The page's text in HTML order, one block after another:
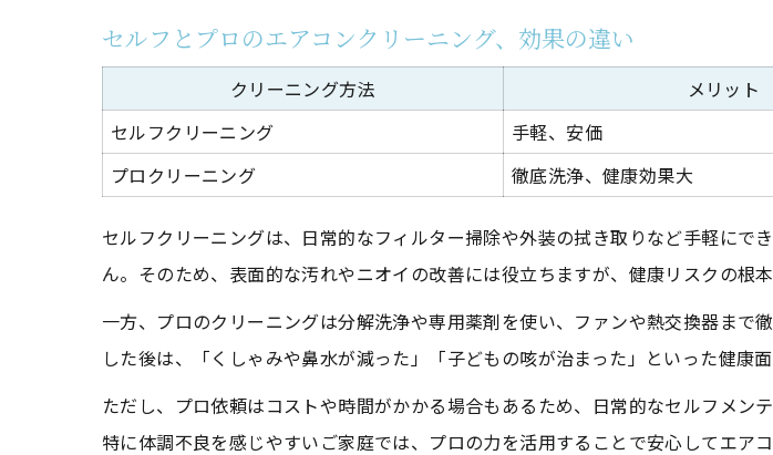
セルフとプロのエアコンクリーニング、効果の違い
クリーニング方法 メリット
セルフクリーニング
手軽、安価
プロクリーニング
徹底洗浄、健康効果大
セルフクリーニングは、日常的なフィルター掃除や外装の拭き取りなど手軽に
ん。そのため、表面的な汚れやニオイの改善には役立ちますが、健康リスクの根
一方、プロのクリーニングは分解洗浄や専用薬剤を使い、ファンや熱交換器ま
した後は、「くしゃみや鼻水が減った」「子どもの咳が治まった」といった健康
ただし、プロ依頼はコストや時間がかかる場合もあるため、日常的なセルフメン
特に体調不良を感じやすいご家庭では、プロの力を活用することで安心してエアコ